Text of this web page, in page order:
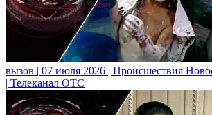
вызов | 07 июля 2026 | Происшествия
| Телеканал ОТС